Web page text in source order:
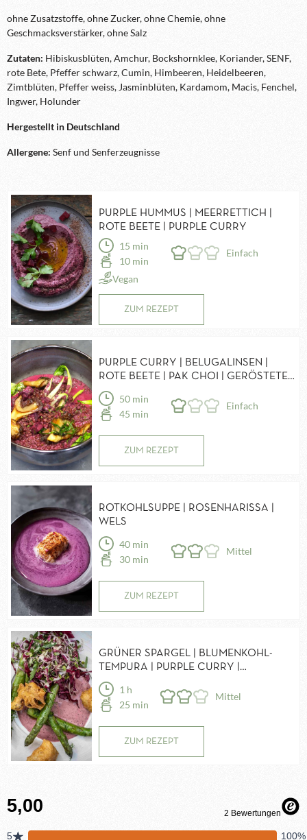
ohne Zusatzstoffe, ohne Zucker, ohne Chemie, ohne
Geschmacksverstärker, ohne Salz
Zutaten: Hibiskusblüten, Amchur, Bockshornklee, Koriander, SENF,
rote Bete, Pfeffer schwarz, Cumin, Himbeeren, Heidelbeeren,
Zimtblüten, Pfeffer weiss, Jasminblüten, Kardamom, Macis, Fenchel,
Ingwer, Holunder
Hergestellt in Deutschland
Allergene: Senf und Senferzeugnisse
PURPLE HUMMUS | MEERRETTICH |
ROTE BEETE | PURPLE CURRY
15 min
10 min
Einfach
Vegan
ZUM REZEPT
PURPLE CURRY | BELUGALINSEN |
ROTE BEETE | PAK CHOI | GERÖSTETE
AUSTERNPILZE
50 min
45 min
Einfach
ZUM REZEPT
ROTKOHLSUPPE | ROSENHARISSA |
WELS
40 min
30 min
Mittel
ZUM REZEPT
GRÜNER SPARGEL | BLUMENKOHL-
TEMPURA | PURPLE CURRY |
TANDOORI MASALA
1 h
25 min
Mittel
ZUM REZEPT